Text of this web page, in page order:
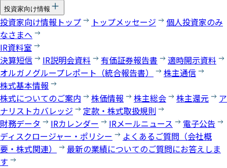
投資家向け情報
投資家向け情報トップ トップメッセージ
個人投資家のみ
なさまへ
IR資料室
決算短信
IR説明会資料 有価証券報告書
適時開示資料
オルガノグループレポート（統合報告書）
株主通信
株式基本情報
株式についてのご案内
株価情報 株主総会 株主還元
ア
ナリストカバレッジ
定款・株式取扱規則
財務データ
IRカレンダー IRメールニュース
電子公告
ディスクロージャー・ポリシー
よくあるご質問（会社概
要・株式関連）
最新の業績についてのご質問にお答えしま
す